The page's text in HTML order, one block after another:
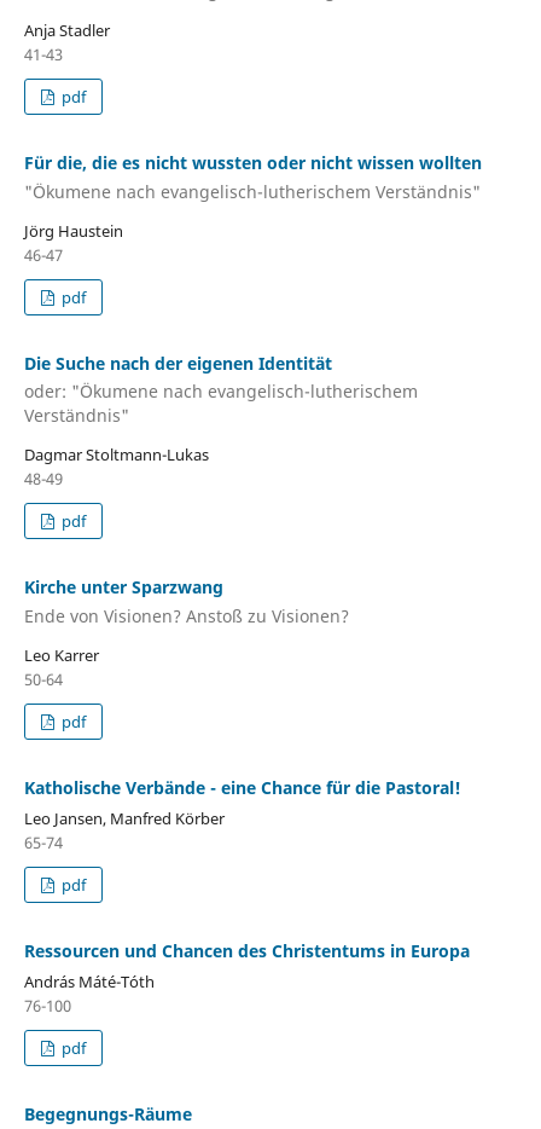
Anja Stadler
41-43
pdf
Für die, die es nicht wussten oder nicht wissen wollten
"Ökumene nach evangelisch-lutherischem Verständnis"
Jörg Haustein
46-47
pdf
Die Suche nach der eigenen Identität
oder: "Ökumene nach evangelisch-lutherischem
Verständnis"
Dagmar Stoltmann-Lukas
48-49
pdf
Kirche unter Sparzwang
Ende von Visionen? Anstoß zu Visionen?
Leo Karrer
50-64
pdf
Katholische Verbände - eine Chance für die Pastoral!
Leo Jansen, Manfred Körber
65-74
pdf
Ressourcen und Chancen des Christentums in Europa
András Máté-Tóth
76-100
pdf
Begegnungs-Räume